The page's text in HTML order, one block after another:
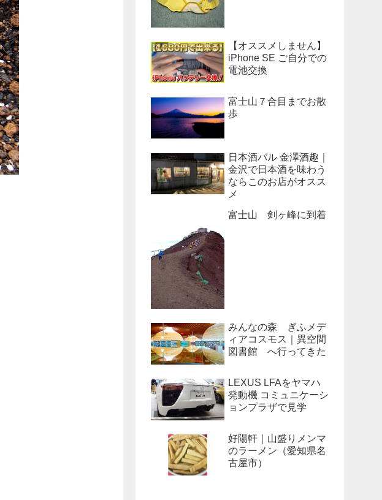
【オススメしません】
iPhone SE ご自分での
電池交換
富士山７合目までお散
歩
日本酒バル 金澤酒趣｜
金沢で日本酒を味わう
ならこのお店がオスス
メ
富士山 剣ヶ峰に到着
みんなの森 ぎふメデ
ィアコスモス｜異空間
図書館 へ行ってきた
LEXUS LFAをヤマハ
発動機 コミュニケーシ
ョンプラザで見学
好陽軒｜山盛りメンマ
のラーメン（愛知県名
古屋市）